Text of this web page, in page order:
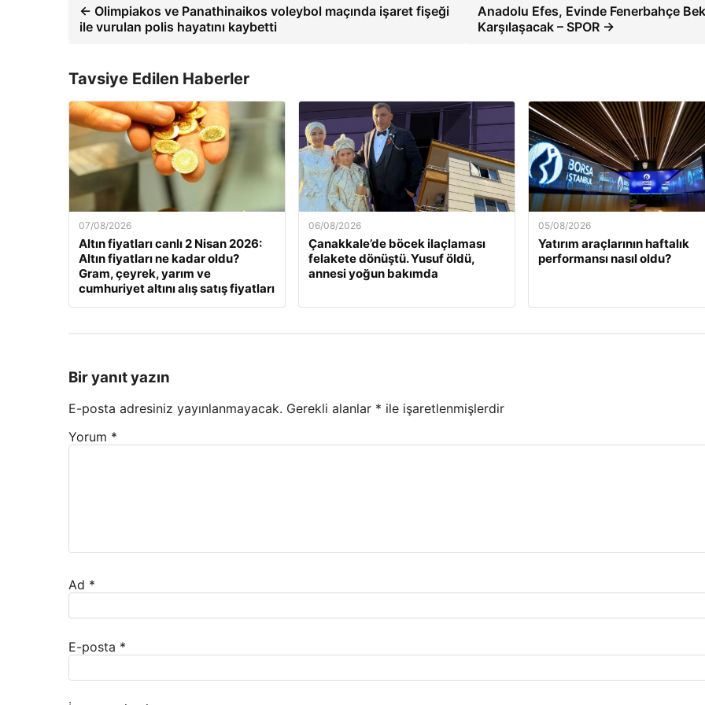
← Olimpiakos ve Panathinaikos voleybol maçında işaret fişeği
ile vurulan polis hayatını kaybetti
Anadolu Efes, Evinde Fenerbahçe
Karşılaşacak – SPOR →
Tavsiye Edilen Haberler
07/08/2026
Altın fiyatları canlı 2 Nisan 2026:
Altın fiyatları ne kadar oldu?
Gram, çeyrek, yarım ve
cumhuriyet altını alış satış fiyatları
06/08/2026
Çanakkale’de böcek ilaçlaması
felakete dönüştü. Yusuf öldü,
annesi yoğun bakımda
05/08/2026
Yatırım araçlarının haftalık
performansı nasıl oldu?
Bir yanıt yazın
E-posta adresiniz yayınlanmayacak. Gerekli alanlar * ile işaretlenmişlerdir
Yorum *
Ad *
E-posta *